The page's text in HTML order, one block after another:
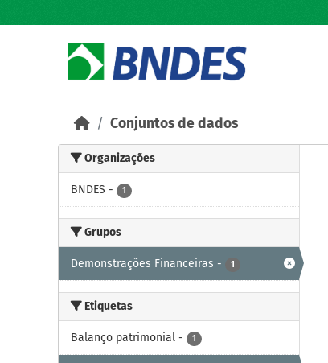
Conjuntos de dados
Organizações
BNDES - 1
Grupos
Demonstrações Financeiras - 1
Etiquetas
Balanço patrimonial - 1